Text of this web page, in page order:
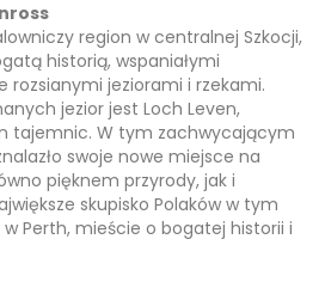
region w centralnej Szkocji,
historią, wspaniałymi
rozsianymi jeziorami i rzekami.
jezior jest Loch Leven,
tajemnic. W tym zachwycającym
swoje nowe miejsce na
pięknem przyrody, jak i
skupisko Polaków w tym
Perth, mieście o bogatej historii i